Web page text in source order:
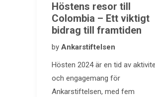
Höstens resor till
Colombia – Ett viktigt
bidrag till framtiden
by Ankarstiftelsen
Hösten 2024 är en tid av
och engagemang för
Ankarstiftelsen, med fem